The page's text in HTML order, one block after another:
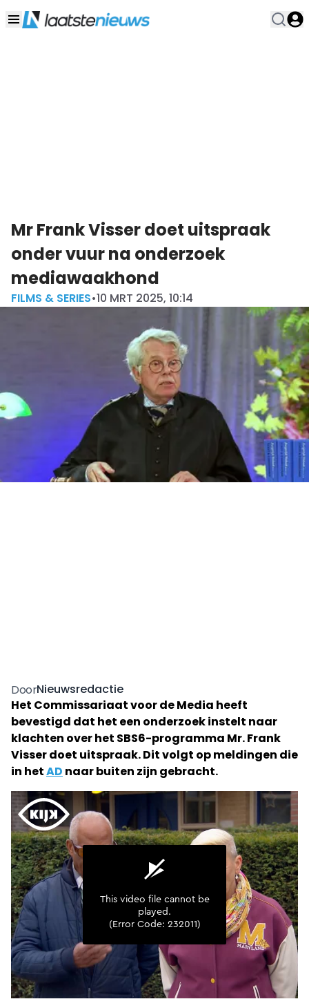
Mr Frank Visser doet uitspraak
onder vuur na onderzoek
mediawaakhond
FILMS & SERIES•10 MRT 2025, 10:14
DoorNieuwsredactie
Het Commissariaat voor de Media heeft
bevestigd dat het een onderzoek instelt naar
klachten over het SBS6-programma Mr. Frank
Visser doet uitspraak. Dit volgt op meldingen die
in hetAD naar buiten zijn gebracht.